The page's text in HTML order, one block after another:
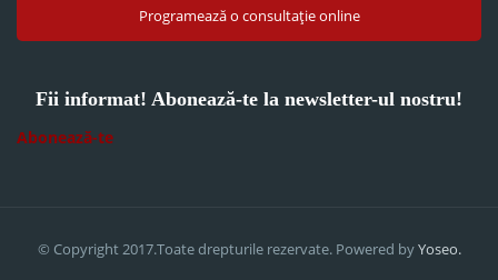
Programează o consultație online
Fii informat! Abonează-te la newsletter-ul nostru!
Abonează-te
© Copyright 2017.Toate drepturile rezervate. Powered byYoseo.